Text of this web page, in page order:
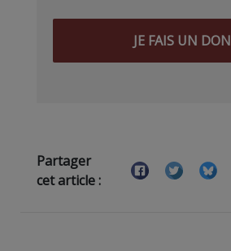
JE FAIS UN DON
Partager
cet article :